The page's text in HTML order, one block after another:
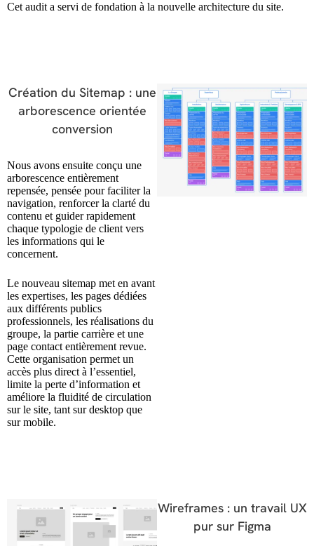
Cet audit a servi de fondation à la nouvelle architecture du site.
Création du Sitemap : une
arborescence orientée
conversion
Nous avons ensuite conçu une
arborescence entièrement
repensée, pensée pour faciliter la
navigation, renforcer la clarté du
contenu et guider rapidement
chaque typologie de client vers
les informations qui le
concernent.
Le nouveau sitemap met en avant
les expertises, les pages dédiées
aux différents publics
professionnels, les réalisations du
groupe, la partie carrière et une
page contact entièrement revue.
Cette organisation permet un
accès plus direct à l’essentiel,
limite la perte d’information et
améliore la fluidité de circulation
sur le site, tant sur desktop que
sur mobile.
Wireframes : un travail UX
pur sur Figma